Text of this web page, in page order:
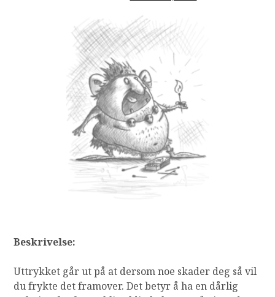
Beskrivelse:
Uttrykket går ut på at dersom noe skader deg så vil
du frykte det framover. Det betyr å ha en dårlig